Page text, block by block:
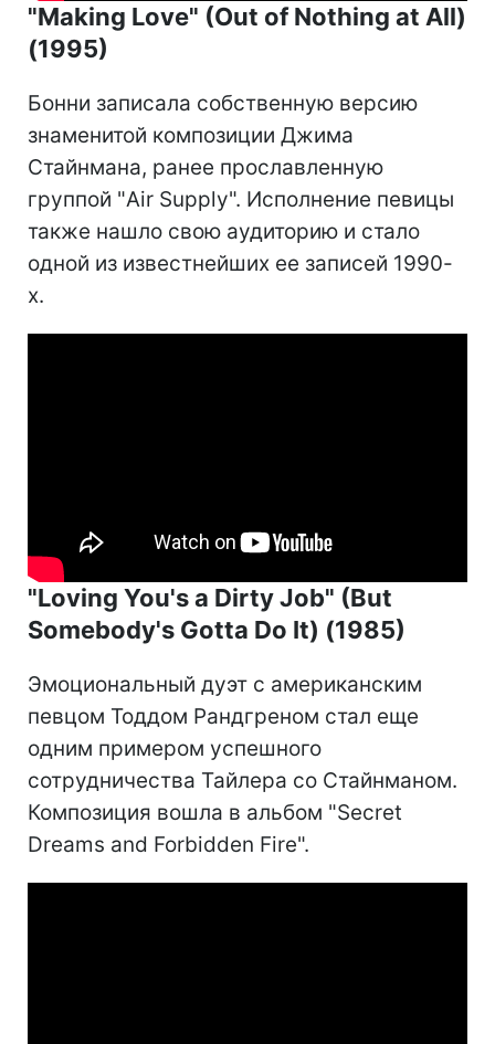
"Making Love" (Out of Nothing at All)
(1995)
Бонни записала собственную версию
знаменитой композиции Джима
Стайнмана, ранее прославленную
группой "Air Supply". Исполнение певицы
также нашло свою аудиторию и стало
одной из известнейших ее записей 1990-
х.
"Loving You's a Dirty Job" (But
Somebody's Gotta Do It) (1985)
Эмоциональный дуэт с американским
певцом Тоддом Рандгреном стал еще
одним примером успешного
сотрудничества Тайлера со Стайнманом.
Композиция вошла в альбом "Secret
Dreams and Forbidden Fire".